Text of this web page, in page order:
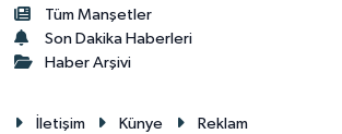
Tüm Manşetler
Son Dakika Haberleri
Haber Arşivi
İletişim Künye Reklam